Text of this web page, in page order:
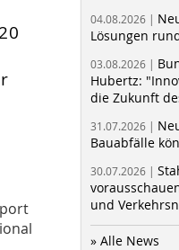
04.08.2026 |
Lösungen
03.08.2026 |
Hubertz:
die Zukunft
31.07.2026 |
Bauabfälle
30.07.2026 |
und
» Alle News